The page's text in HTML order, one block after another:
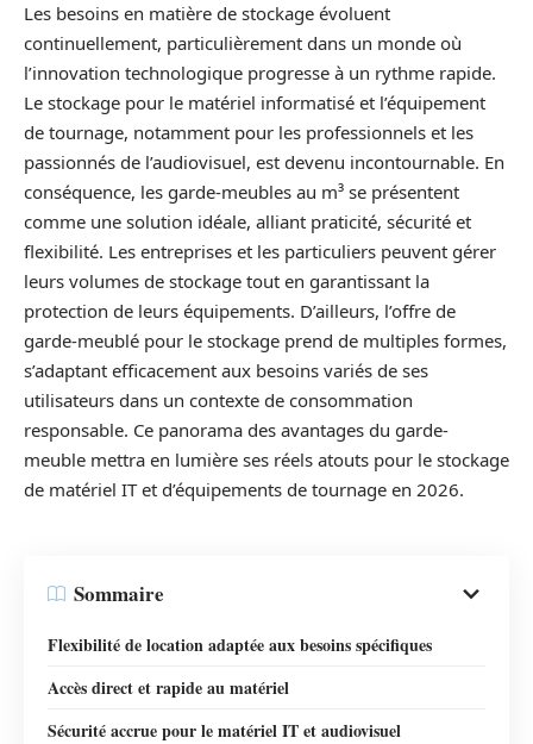
Les besoins en matière de stockage évoluent
continuellement, particulièrement dans un monde où
l’innovation technologique progresse à un rythme rapide.
Le stockage pour le matériel informatisé et l’équipement
de tournage, notamment pour les professionnels et les
passionnés de l’audiovisuel, est devenu incontournable. En
conséquence, les garde-meubles au m³ se présentent
comme une solution idéale, alliant praticité, sécurité et
flexibilité. Les entreprises et les particuliers peuvent gérer
leurs volumes de stockage tout en garantissant la
protection de leurs équipements. D’ailleurs, l’offre de
garde-meublé pour le stockage prend de multiples formes,
s’adaptant efficacement aux besoins variés de ses
utilisateurs dans un contexte de consommation
responsable. Ce panorama des avantages du garde-
meuble mettra en lumière ses réels atouts pour le stockage
de matériel IT et d’équipements de tournage en 2026.
Sommaire
Flexibilité de location adaptée aux besoins spécifiques
Accès direct et rapide au matériel
Sécurité accrue pour le matériel IT et audiovisuel